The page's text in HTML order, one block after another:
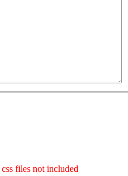
files not included